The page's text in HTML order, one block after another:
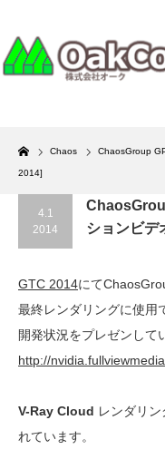
Home
Chaos ChaosGroup
2014]
4.1
2014
ションビデ
GTC 2014にて
最終レンダリングに使用
開発状況をプレゼンして
http://
V-Ray Cloud レンダリ
れています。